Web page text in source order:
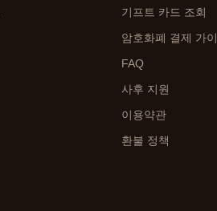
기프트 카드 조회
암호화폐 결제 가
FAQ
사후 지원
이용약관
환불 정책